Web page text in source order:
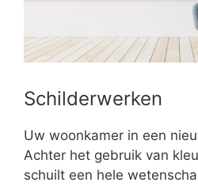
Schilderwerken
Uw woonkamer in een
Achter het gebruik van
schuilt een hele